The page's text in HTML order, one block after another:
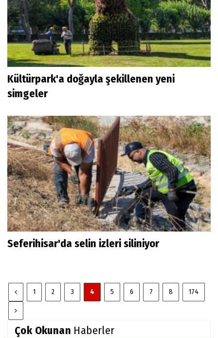
Kültürpark'a doğayla şekillenen yeni
simgeler
Seferihisar'da selin izleri siliniyor
1 2 3 4 5 6 7 8 174
Çok Okunan Haberler